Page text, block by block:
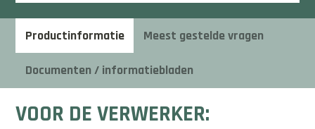
Productinformatie Meest gestelde vragen
Documenten / informatiebladen
VOOR DE VERWERKER: